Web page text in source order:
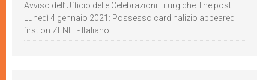
Avviso dell’Ufficio delle Celebrazioni Liturgiche The post
Lunedì 4 gennaio 2021: Possesso cardinalizio appeared
first on ZENIT - Italiano.